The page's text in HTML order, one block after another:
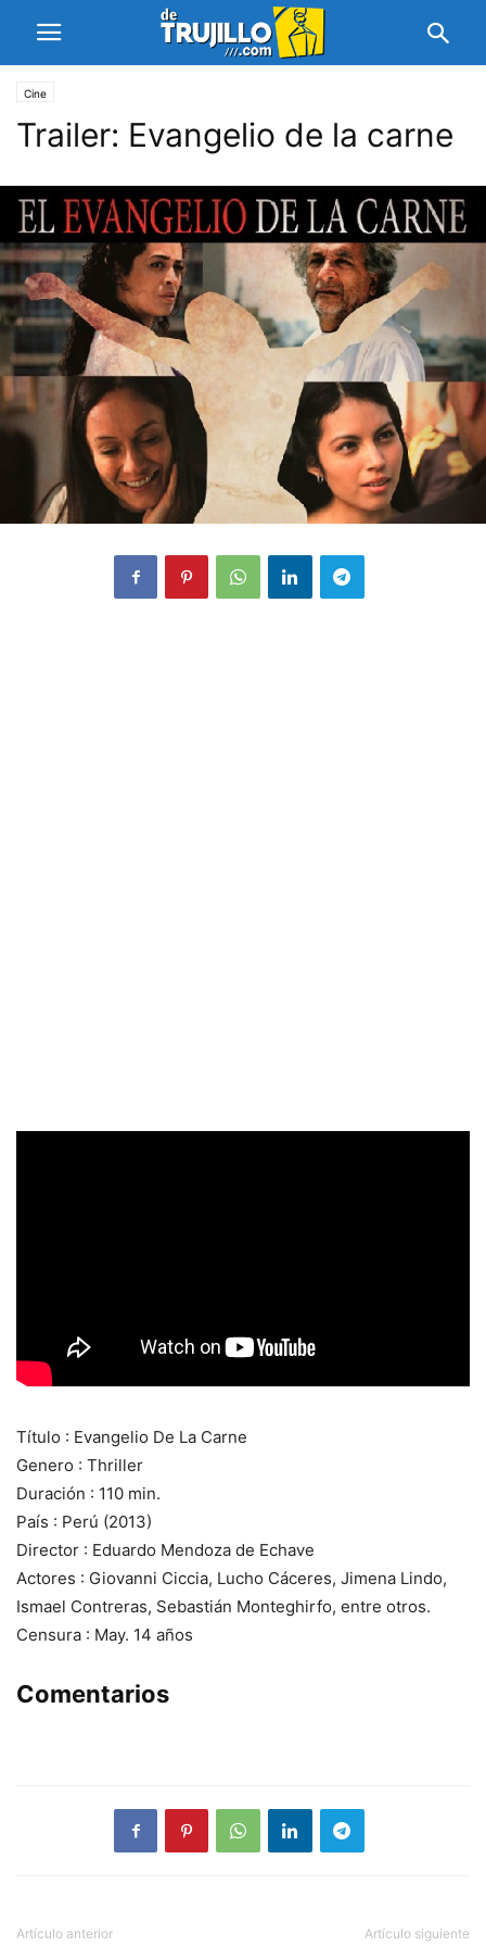
Cine
Trailer: Evangelio de la carne
Título : Evangelio De La Carne
Genero : Thriller
Duración : 110 min.
País : Perú (2013)
Director : Eduardo Mendoza de Echave
Actores : Giovanni Ciccia, Lucho Cáceres, Jimena Lindo,
Ismael Contreras, Sebastián Monteghirfo, entre otros.
Censura : May. 14 años
Comentarios
Artículo anterior Artículo siguiente